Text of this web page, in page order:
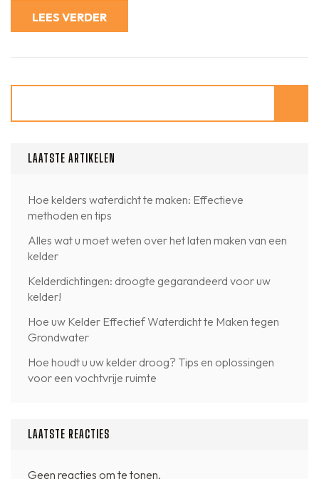
LEES VERDER
LAATSTE ARTIKELEN
Hoe kelders waterdicht te maken: Effectieve
methoden en tips
Alles wat u moet weten over het laten maken van een
kelder
Kelderdichtingen: droogte gegarandeerd voor uw
kelder!
Hoe uw Kelder Effectief Waterdicht te Maken tegen
Grondwater
Hoe houdt u uw kelder droog? Tips en oplossingen
voor een vochtvrije ruimte
LAATSTE REACTIES
Geen reacties om te tonen.